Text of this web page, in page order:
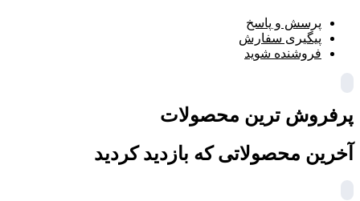
پرسش و پاسخ
پیگیری سفارش
فروشنده شوید
پرفروش ترین محصولات
آخرین محصولاتی که بازدید کردید